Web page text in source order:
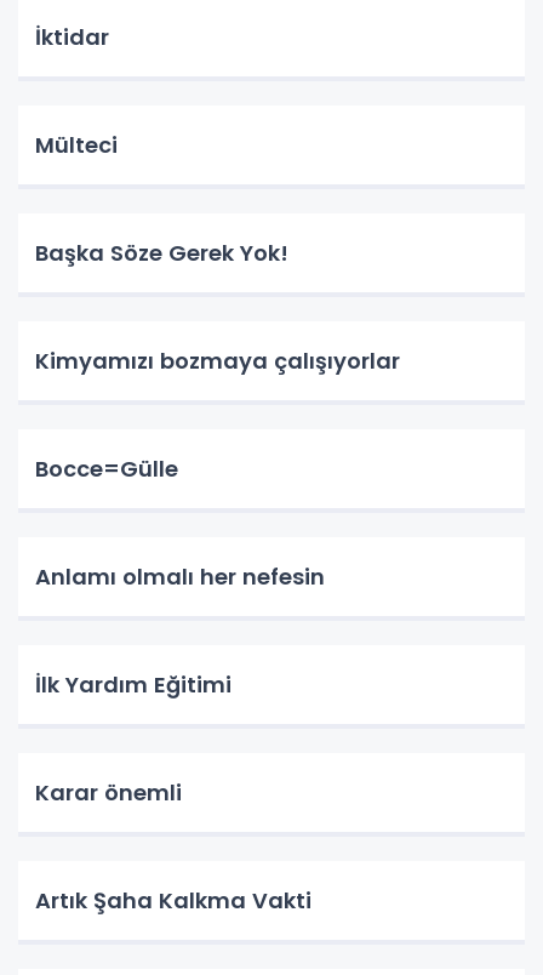
İktidar
Mülteci
Başka Söze Gerek Yok!
Kimyamızı bozmaya çalışıyorlar
Bocce=Gülle
Anlamı olmalı her nefesin
İlk Yardım Eğitimi
Karar önemli
Artık Şaha Kalkma Vakti